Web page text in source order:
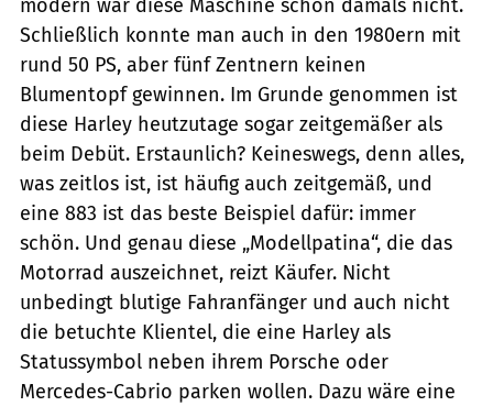
modern war diese Maschine schon damals nicht.
Schließlich konnte man auch in den 1980ern mit
rund 50 PS, aber fünf Zentnern keinen
Blumentopf gewinnen. Im Grunde genommen ist
diese Harley heutzutage sogar zeitgemäßer als
beim Debüt. Erstaunlich? Keineswegs, denn alles,
was zeitlos ist, ist häufig auch zeitgemäß, und
eine 883 ist das beste Beispiel dafür: immer
schön. Und genau diese „Modellpatina“, die das
Motorrad auszeichnet, reizt Käufer. Nicht
unbedingt blutige Fahranfänger und auch nicht
die betuchte Klientel, die eine Harley als
Statussymbol neben ihrem Porsche oder
Mercedes-Cabrio parken wollen. Dazu wäre eine